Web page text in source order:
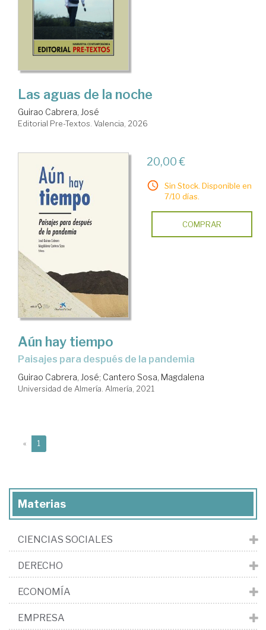
Las aguas de la noche
Guirao Cabrera, José
Editorial Pre-Textos. Valencia, 2026
20,00 €
Sin Stock. Disponible en
7/10 días.
COMPRAR
Aún hay tiempo
paisajes para después de la pandemia
Guirao Cabrera, José; Cantero Sosa, Magdalena
Universidad de Almería. Almería, 2021
« 1
Materias
CIENCIAS SOCIALES
DERECHO
ECONOMÍA
EMPRESA